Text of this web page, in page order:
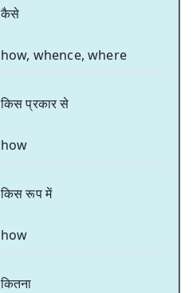
कैसे
how, whence, where
किस प्रकार से
how
किस रूप में
how
कितना